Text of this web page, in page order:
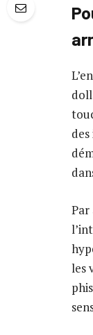
Par
les